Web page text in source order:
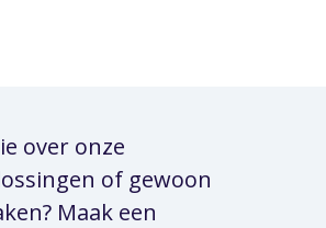
over onze
of gewoon
Maak een